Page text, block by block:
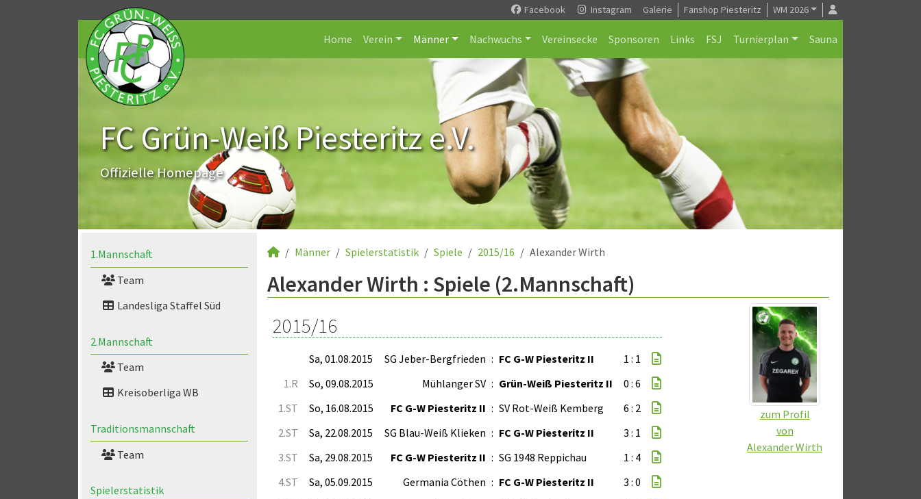
Facebook Instagram Galerie Fanshop Piesteritz WM 2026
Home Verein Männer Nachwuchs Vereinsecke Sponsoren Links FSJ Turnierplan Sauna
FC Grün-Weiß Piesteritz e.V.
Offizielle Homepage
1.Mannschaft
Team
Landesliga Staffel Süd
2.Mannschaft
Team
Kreisoberliga WB
Traditionsmannschaft
Team
Spielerstatistik
Männer Spielerstatistik Spiele 2015/16 Alexander Wirth
Alexander Wirth : Spiele (2.Mannschaft)
zum Profil
von
Alexander Wirth
2015/16
Sa, 01.08.2015 SG Jeber-Bergfrieden : FC G-W Piesteritz II
1 : 1
1.R
So, 09.08.2015 Mühlanger SV : Grün-Weiß Piesteritz II
0 : 6
1.ST
So, 16.08.2015 FC G-W Piesteritz II : SV Rot-Weiß Kemberg
6 : 2
2.ST
Sa, 22.08.2015 SG Blau-Weiß Klieken : FC G-W Piesteritz II
3 : 1
3.ST
Sa, 29.08.2015 FC G-W Piesteritz II : SG 1948 Reppichau
1 : 4
4.ST
Sa, 05.09.2015 Germania Cöthen : FC G-W Piesteritz II
3 : 0